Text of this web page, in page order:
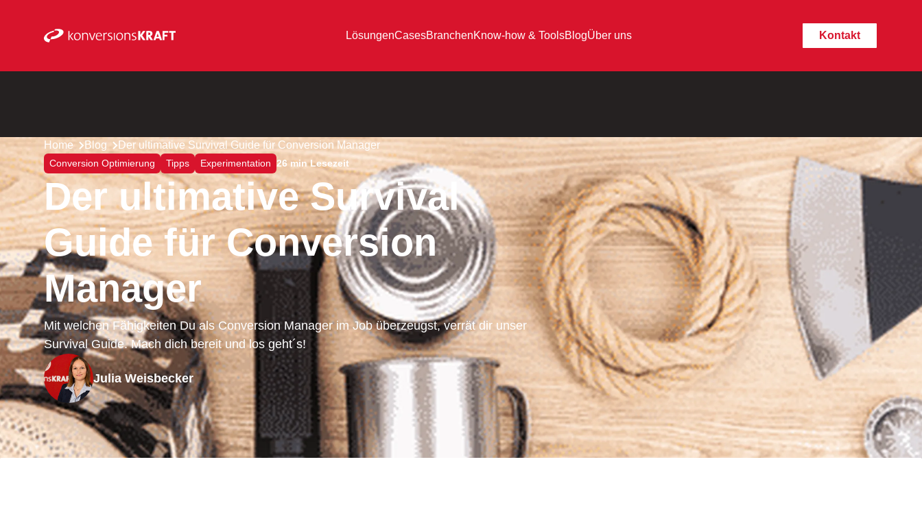
LösungenCasesBranchenKnow-how & ToolsBlogÜber uns Kontakt
Home Blog Der ultimative Survival Guide für Conversion Manager
Conversion Optimierung Tipps Experimentation 26 min Lesezeit
Der ultimative Survival
Guide für Conversion
Manager
Mit welchen Fähigkeiten Du als Conversion Manager im Job überzeugst, verrät dir unser
Survival Guide. Mach dich bereit und los geht´s!
Julia Weisbecker